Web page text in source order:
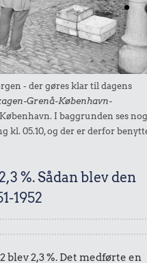
- der gøres klar til dagens
Grenå-København-
I baggrunden ses
kl. 05.10, og der er derfor
%. Sådan blev den
1952
blev 2,3 %. Det medførte en